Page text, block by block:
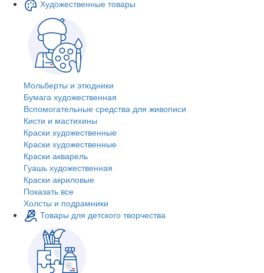
Художественные товары
Мольберты и этюдники
Бумага художественная
Вспомогательные средства для живописи
Кисти и мастихины
Краски художественные
Краски художественные
Краски акварель
Гуашь художественная
Краски акриловые
Показать все
Холсты и подрамники
Товары для детского творчества